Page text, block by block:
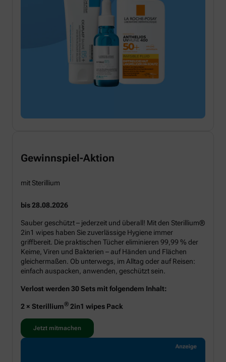
Gewinnspiel-Aktion
mit Sterillium
bis 28.08.2026
Sauber geschützt – jederzeit und überall! Mit den Sterillium®
2in1 wipes haben Sie zuverlässige Hygiene immer
griffbereit. Die praktischen Tücher eliminieren 99,99 % der
Keime, Viren und Bakterien – auf Händen und Flächen
gleichermaßen. Ob unterwegs, im Alltag oder auf Reisen:
einfach auspacken, anwenden, geschützt sein.
Verlost werden 30 Sets mit folgendem Inhalt:
2 × Sterillium® 2in1 wipes Pack
Jetzt mitmachen